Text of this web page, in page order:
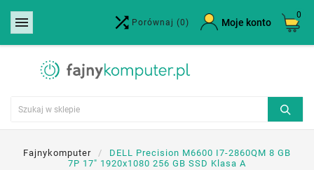
  Porównaj (0) Moje konto
0
Fajnykomputer
DELL Precision M6600 I7-2860QM 8 GB
7P 17" 1920x1080 256 GB SSD Klasa A
Utwórz listę życzeń ×
Nazwa listy życzeń
Anuluj Utwórz listę życzeń